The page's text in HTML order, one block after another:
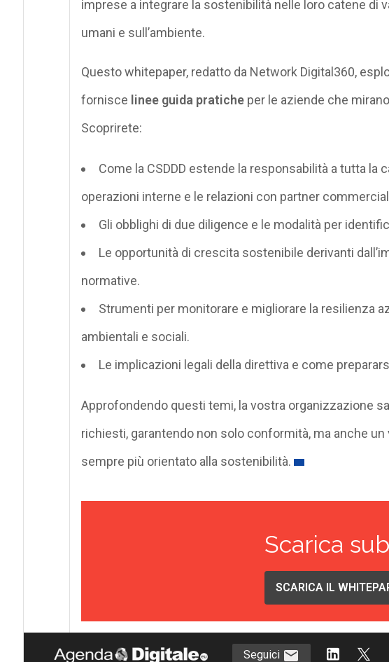
imprese a integrare la sostenibilità nelle loro catene di
umani e sull’ambiente.
Questo whitepaper, redatto da Network Digital360,
fornisce linee guida praticheper le aziende che
Scoprirete:
Come la CSDDD estende la responsabilità a tutta la
operazioni interne e le relazioni con partner
Gli obblighi di due diligence e le modalità per
Le opportunità di crescita sostenibile derivanti
normative.
Strumenti per monitorare e migliorare la resilienza
ambientali e sociali.
Le implicazioni legali della direttiva e come
Approfondendo questi temi, la vostra organizzazione
richiesti, garantendo non solo conformità, ma anche
sempre più orientato alla sostenibilità.
Scarica
SCARICA IL
Seguici